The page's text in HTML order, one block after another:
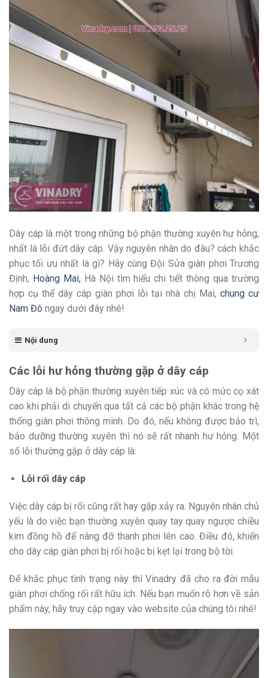
Dây cáp là một trong những bộ phận thường xuyên hư hỏng,
nhất là lỗi đứt dây cáp. Vậy nguyên nhân do đâu? cách khắc
phục tối ưu nhất là gì? Hãy cùng Đội Sửa giàn phơi Trương
Định, Hoàng Mai,Hà Nội tìm hiểu chi tiết thông qua trường
hợp cụ thể dây cáp giàn phơi lỗi tại nhà chị Mai, chung cư
Nam Đô ngay dưới đây nhé!
Nội dung
Các lỗi hư hỏng thường gặp ở dây cáp
Dây cáp là bộ phận thường xuyên tiếp xúc và có mức cọ xát
cao khi phải di chuyển qua tất cả các bộ phận khác trong hệ
thống giàn phơi thông minh. Do đó, nếu không được bảo trì,
bảo dưỡng thường xuyên thì nó sẽ rất nhanh hư hỏng. Một
số lỗi thường gặp ở dây cáp là:
Lỗi rối dây cáp
Việc dây cáp bị rối cũng rất hay gặp xảy ra. Nguyên nhân chủ
yếu là do việc bạn thường xuyên quay tay quay ngược chiều
kim đồng hồ để nâng đỡ thanh phơi lên cao. Điều đó, khiến
cho dây cáp giàn phơi bị rối hoặc bị kẹt lại trong bộ tời.
Để khắc phục tình trạng này thì Vinadry đã cho ra đời mẫu
giàn phơi chống rối rất hữu ích. Nếu bạn muốn rõ hơn về sản
phẩm này, hãy truy cập ngay vào website của chúng tôi nhé!